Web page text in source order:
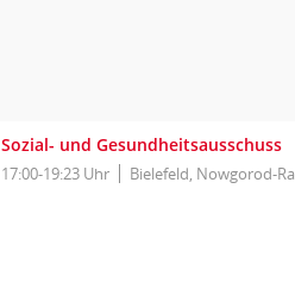
Sozial- und Gesundheitsausschuss
17:00-19:23 Uhr Bielefeld, Nowgorod-